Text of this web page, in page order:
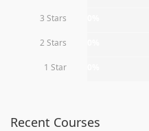
3 Stars
2 Stars
1 Star
Recent Courses